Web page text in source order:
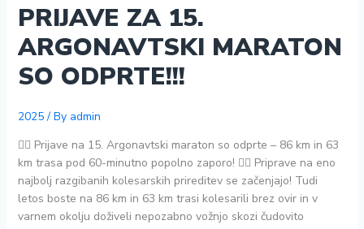
za
vrhunske
športnike
PRIJAVE ZA 15.
ARGONAVTSKI MARATON
SO ODPRTE!!!
2025/ By admin
🚴‍♂️ Prijave na 15. Argonavtski maraton so odprte – 86 km in 63
km trasa pod 60-minutno popolno zaporo! 🚴‍♀️ Priprave na eno
najbolj razgibanih kolesarskih prireditev se začenjajo! Tudi
letos boste na 86 km in 63 km trasi kolesarili brez ovir in v
varnem okolju doživeli nepozabno vožnjo skozi čudovito